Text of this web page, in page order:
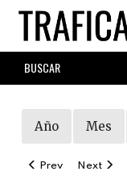
Skip
main
content
SEARCH
FORM
PRIMARY
TABS
Año Mes
Prev Next
07
08
10